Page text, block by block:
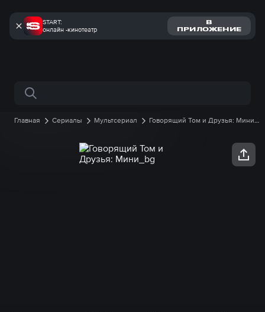
START:
онлайн -кинотеатр
В
ПРИЛОЖЕНИЕ
Поиск по сайту
Главная Сериалы Мультсериал
Говорящий Том и Друзья: Мини